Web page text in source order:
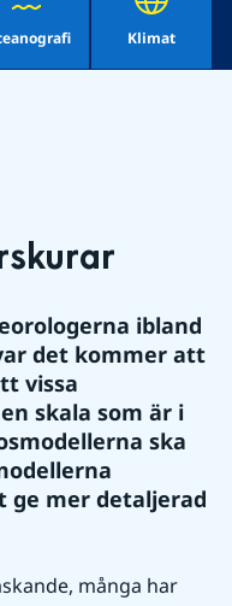
Klimat
ibland
det kommer att
vissa
skala som är i
ska
ge mer detaljerad
många har